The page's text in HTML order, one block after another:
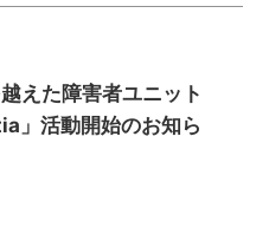
えた障害者ユニット
」活動開始のお知ら